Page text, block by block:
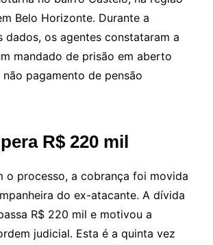
Belo Horizonte. Durante a
dados, os agentes constataram a
mandado de prisão em aberto
pagamento de pensão
R$ 220 mil
o processo, a cobrança foi movida
do ex-atacante. A dívida
R$ 220 mil e motivou a
judicial. Esta é a quinta vez